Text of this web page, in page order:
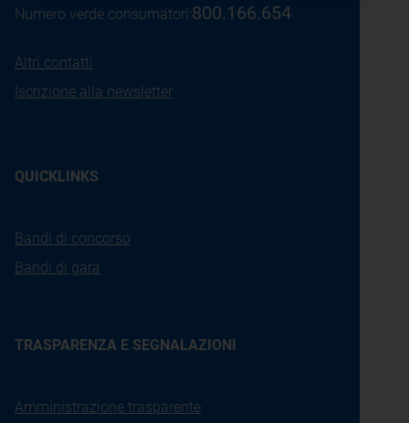
Numero verde consumatori:800.166.654
Altri contatti
Iscrizione alla newsletter
QUICKLINKS
Bandi di concorso
Bandi di gara
TRASPARENZA E SEGNALAZIONI
Amministrazione trasparente